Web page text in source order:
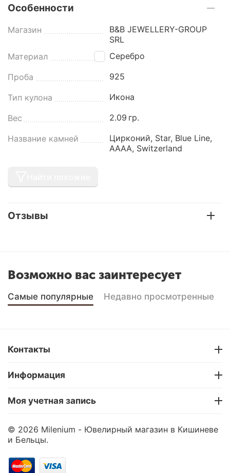
Особенности
Магазин
B&B JEWELLERY-GROUP
SRL
Материал
Серебро
Проба 925
Тип кулона Икона
Вес 2.09 гр.
Название камней
Цирконий, Star, Blue Line,
AAAA, Switzerland
Отзывы
Возможно вас заинтересует
Самые популярные Недавно просмотренные
Контакты
Информация
Моя учетная запись
© 2026 Milenium - Ювелирный магазин в Кишиневе
и Бельцы.